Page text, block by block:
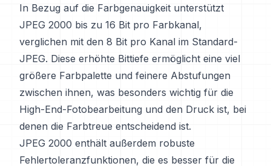
In Bezug auf die Farbgenauigkeit unterstützt
JPEG 2000 bis zu 16 Bit pro Farbkanal,
verglichen mit den 8 Bit pro Kanal im Standard-
JPEG. Diese erhöhte Bittiefe ermöglicht eine viel
größere Farbpalette und feinere Abstufungen
zwischen ihnen, was besonders wichtig für die
High-End-Fotobearbeitung und den Druck ist, bei
denen die Farbtreue entscheidend ist.
JPEG 2000 enthält außerdem robuste
Fehlertoleranzfunktionen, die es besser für die